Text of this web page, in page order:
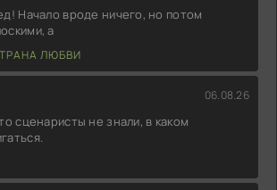
Начало вроде ничего, но потом
а
ЛЮБВИ
06.08.26
сценаристы не знали, в каком